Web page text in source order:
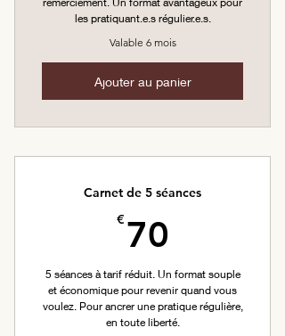
les pratiquant.e.s régulier.e.s.
Valable 6 mois
Ajouter au panier
Carnet de 5 séances
€ 70
5 séances à tarif réduit. Un format souple
et économique pour revenir quand vous
voulez. Pour ancrer une pratique régulière,
en toute liberté.